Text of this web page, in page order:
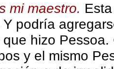
mi maestro.
podría
hizo
y el mismo